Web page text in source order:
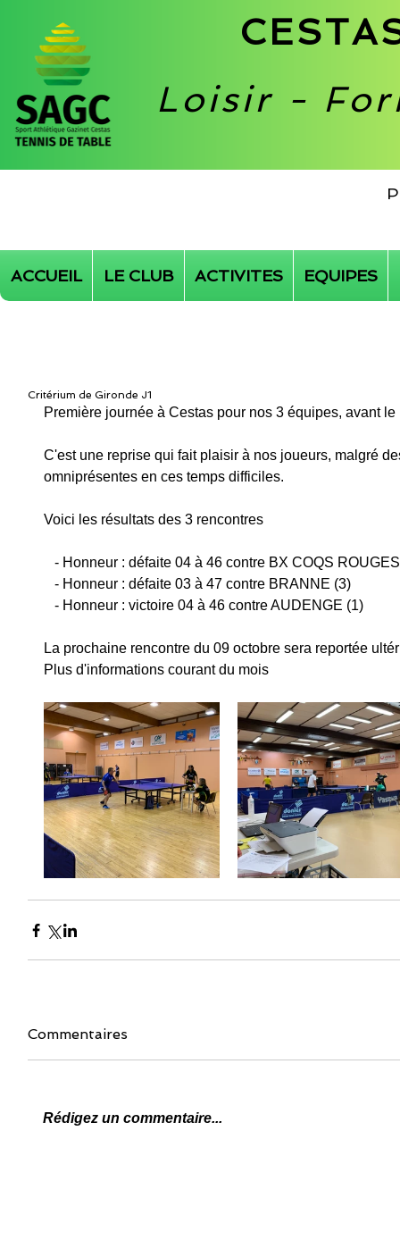
Loisir -
ACCUEIL LE CLUB ACTIVITES EQUIPES
Critérium de Gironde J1
Première journée à Cestas pour nos 3 équipes, avant
C'est une reprise qui fait plaisir à nos joueurs, malgré
omniprésentes en ces temps difficiles.
Voici les résultats des 3 rencontres
- Honneur : défaite 04 à 46 contre BX COQS ROUGES
   - Honneur : défaite 03 à 47 contre BRANNE (3)
   - Honneur : victoire 04 à 46 contre AUDENGE (1)
La prochaine rencontre du 09 octobre sera reportée
Plus d'informations courant du mois
Commentaires
Rédigez un commentaire...